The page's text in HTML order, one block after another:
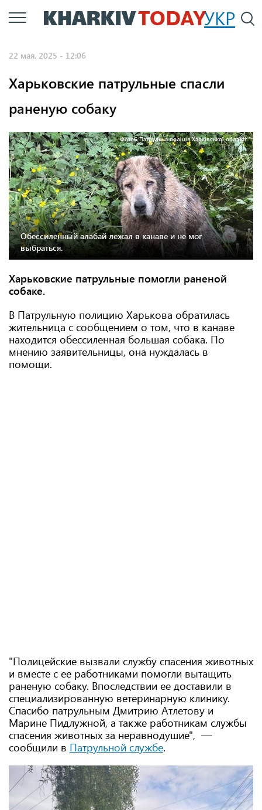
Перейти
к
УКР
22 мая, 2025 - 12:06
Харьковские патрульные спасли
раненую собаку
Фото6 Патрульна поліція Харківської області.
Обессиленный алабай лежал в канаве и не мог
выбраться.
Харьковские патрульные помогли раненой
собаке.
В Патрульную полицию Харькова обратилась
жительница с сообщением о том, что в канаве
находится обессиленная большая собака. По
мнению заявительницы, она нуждалась в
помощи.
"Полицейские вызвали службу спасения животных
и вместе с ее работниками помогли вытащить
раненую собаку. Впоследствии ее доставили в
специализированную ветеринарную клинику.
Спасибо патрульным Дмитрию Атлетову и
Марине Пидлужной, а также работникам службы
спасения животных за неравнодушие", —
сообщили в​​​​​​​ Патрульной службе.